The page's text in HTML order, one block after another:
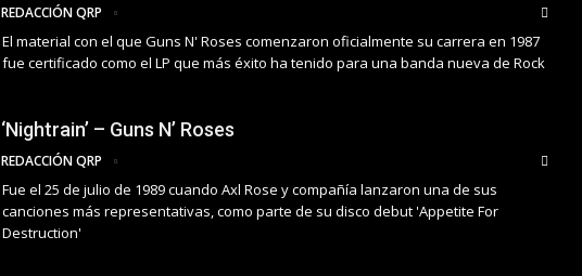
REDACCIÓN QRP
El material con el que Guns N' Roses comenzaron oficialmente su carrera en 1987
fue certificado como el LP que más éxito ha tenido para una banda nueva de Rock
‘Nightrain’ – Guns N’ Roses
REDACCIÓN QRP
Fue el 25 de julio de 1989 cuando Axl Rose y compañía lanzaron una de sus
canciones más representativas, como parte de su disco debut 'Appetite For
Destruction'